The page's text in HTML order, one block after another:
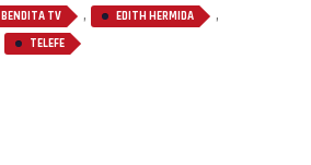
BENDITA TV , EDITH HERMIDA ,
TELEFE